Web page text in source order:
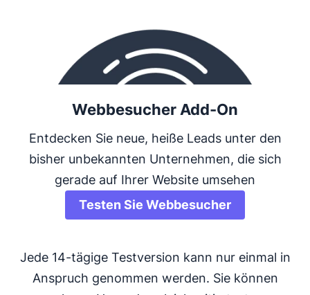
Webbesucher Add-On
Entdecken Sie neue, heiße Leads unter den
bisher unbekannten Unternehmen, die sich
gerade auf Ihrer Website umsehen
Testen Sie Webbesucher
Jede 14-tägige Testversion kann nur einmal in
Anspruch genommen werden. Sie können